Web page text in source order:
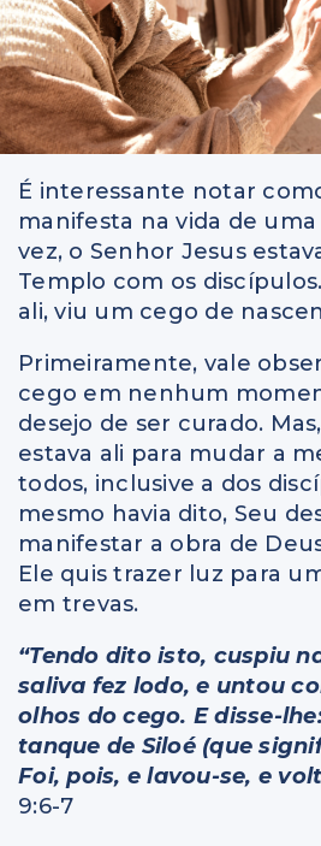
É interessante notar
manifesta na vida de uma
vez, o Senhor Jesus
Templo com os
ali, viu um cego de
Primeiramente, vale
cego em nenhum
desejo de ser curado.
estava ali para mudar a
todos, inclusive a dos
mesmo havia dito, Seu
manifestar a obra de
Ele quis trazer luz para
em trevas.
“Tendo dito isto, cuspiu
saliva fez lodo, e untou
olhos do cego. E disse-
tanque de Siloé (que
Foi, pois, e lavou-se, e
9:6-7